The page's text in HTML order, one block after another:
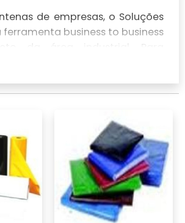
de empresas, o Soluções
ferramenta business to business
da área industrial. Para
orçamento de Embalagens
clique em um ou mais dos
específica são recipientes
encontre aqui os melhores
degarrafa pet 2 litros.